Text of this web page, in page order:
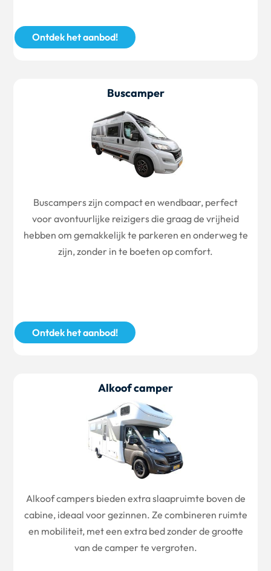
Ontdek het aanbod!
Buscamper
Buscampers zijn compact en wendbaar, perfect
voor avontuurlijke reizigers die graag de vrijheid
hebben om gemakkelijk te parkeren en onderweg te
zijn, zonder in te boeten op comfort.
Ontdek het aanbod!
Alkoof camper
Alkoof campers bieden extra slaapruimte boven de
cabine, ideaal voor gezinnen. Ze combineren ruimte
en mobiliteit, met een extra bed zonder de grootte
van de camper te vergroten.